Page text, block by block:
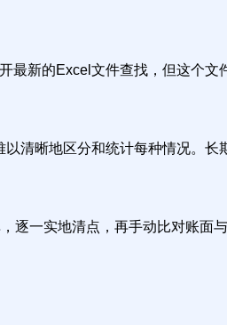
新的Excel文件查找，但这个
清晰地区分和统计每种情况。
逐一实地清点，再手动比对账面